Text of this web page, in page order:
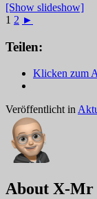
[Show slideshow]
1 2 ►
Teilen:
Klicken zum
Veröffentlicht in
About X-Mr